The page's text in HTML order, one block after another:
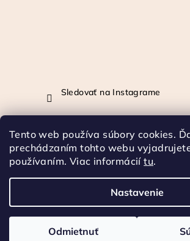
Tento web používa súbory cookies.
prechádzaním tohto webu
používaním. Viac informáciítu.
Nastavenie
Odmietnuť
Sledovať na Instagrame
Prijímame online platby
KOFFICHERRY